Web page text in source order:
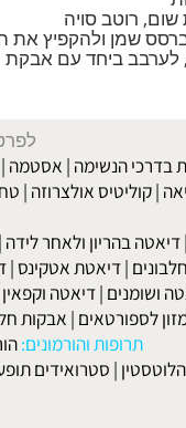
סויה
ולהקפיץ את
לפרטים
הנשימה|אסטמה|
קוליטיס אולצרוזה טחורים |
בהריון ולאחר לידה|
|דיאטת אטקינס|
|דיאטה וקפאין|
| אבקות חלבון|
תרופות והורמונים: